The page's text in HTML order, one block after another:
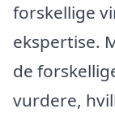
forskellige
ekspertise.
de
vurdere,